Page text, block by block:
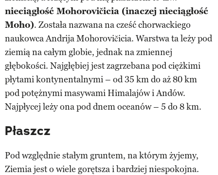
nieciągłość Mohorovičicia (inaczej nieciągłość
Moho). Została nazwana na cześć chorwackiego
naukowca Andrija Mohorovičicia. Warstwa ta leży pod
ziemią na całym globie, jednak na zmiennej
głębokości. Najgłębiej jest zagrzebana pod ciężkimi
płytami kontynentalnymi – od 35 km do aż 80 km
pod potężnymi masywami Himalajów i Andów.
Najpłycej leży ona pod dnem oceanów – 5 do 8 km.
Płaszcz
Pod względnie stałym gruntem, na którym żyjemy,
Ziemia jest o wiele gorętsza i bardziej niespokojna.